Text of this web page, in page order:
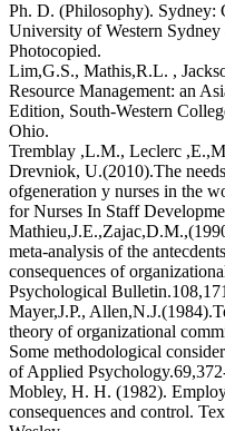
Ph. D. (Philosophy). Sydney:
University of Western Sydney
Photocopied.
Lim,G.S., Mathis,R.L. ,
Resource Management: an
Edition, South-Western
Ohio.
Tremblay ,L.M., Leclerc
Drevniok, U.(2010).The
ofgeneration y nurses in the
for Nurses In Staff
meta-analysis of the
consequences of
Psychological
Mayer,J.P.,
theory of organizational
Some methodological
of Applied
Mobley, H. H. (1982).
consequences and control.